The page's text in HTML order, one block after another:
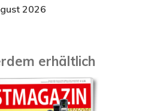
2026
erhältlich